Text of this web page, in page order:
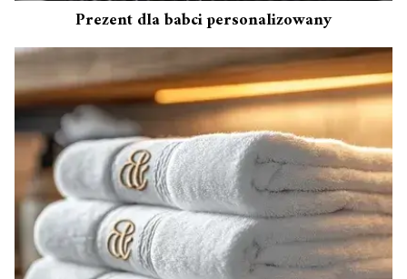
Prezent dla babci personalizowany